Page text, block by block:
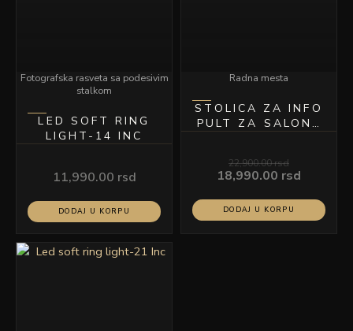
Fotografska rasveta sa podesivim
stalkom
LED SOFT RING
LIGHT-14 INC
11,990.00 rsd
DODAJ U KORPU
Radna mesta
STOLICA ZA INFO
PULT ZA SALONE
22,900.00rsd
18,990.00 rsd
DODAJ U KORPU